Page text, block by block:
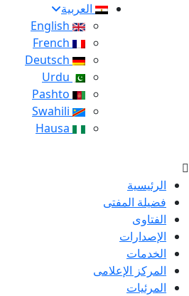
العربية
الرئيسية
فضيلة المفتى
الفتاوى
الإصدارات
الخدمات
المركز الإعلامى
المرئيات